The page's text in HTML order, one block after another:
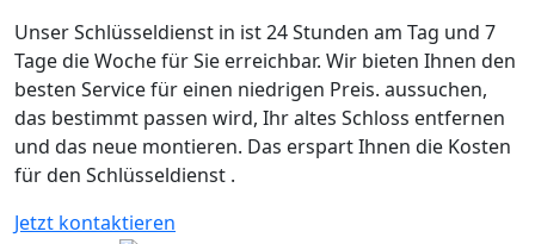
Unser Schlüsseldienst in ist 24 Stunden am Tag und 7
Tage die Woche für Sie erreichbar. Wir bieten Ihnen den
besten Service für einen niedrigen Preis. aussuchen,
das bestimmt passen wird, Ihr altes Schloss entfernen
und das neue montieren. Das erspart Ihnen die Kosten
für den Schlüsseldienst .
Jetzt kontaktieren